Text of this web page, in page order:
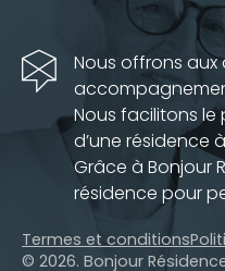
Nous offrons aux
Nous facilitons
d’une résidence
Grâce à Bonjour
résidence pour
Termes et conditions
© 2026. Bonjour